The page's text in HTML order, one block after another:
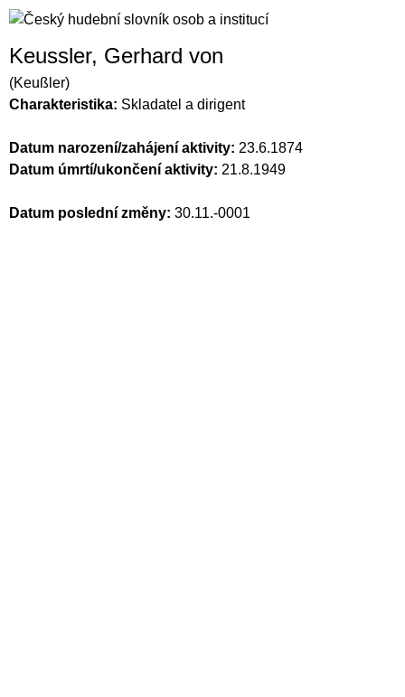
Keussler, Gerhard von
(Keußler)
Charakteristika: Skladatel a dirigent
Datum narození/zahájení aktivity: 23.6.1874
Datum úmrtí/ukončení aktivity: 21.8.1949
Datum poslední změny: 30.11.-0001